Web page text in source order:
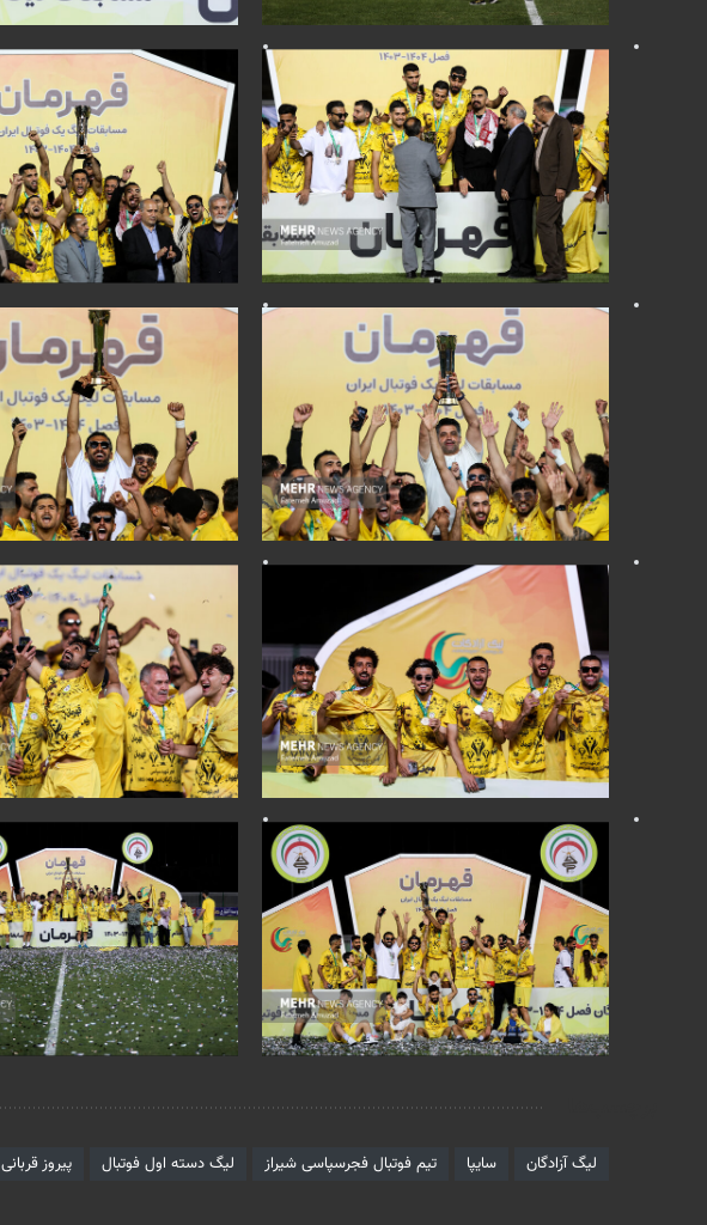
لیگ آزادگان سایپا تیم فوتبال فجرسپاسی شیراز لیگ دسته اول فوتبال پیروز قربانی